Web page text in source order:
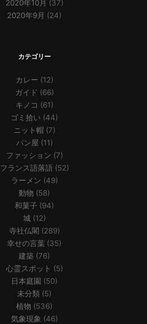
2020年10月 (37)
2020年9月 (24)
カテゴリー
カレー (12)
ガイド (66)
キノコ (61)
ゴミ拾い (44)
ニット帽 (7)
パン屋 (11)
ファッション (7)
フランス語落語 (52)
ラーメン (49)
動物 (58)
和菓子 (94)
城(12)
寺社仏閣 (289)
幸せの言葉 (35)
建築 (76)
心霊スポット (5)
日本庭園 (50)
未分類 (5)
植物 (536)
気象現象 (46)